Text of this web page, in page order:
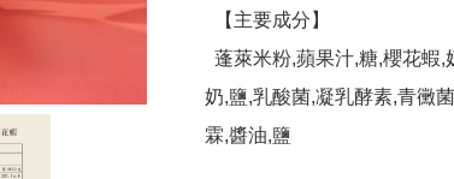
奶,鹽,乳酸菌,凝乳酵素,青黴
霖,醬油,鹽